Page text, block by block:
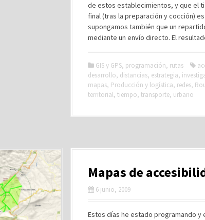
de estos establecimientos, y que el
final (tras la preparación y cocción)
supongamos también que un
mediante un envío directo. El
GIS y GPS, programación, rutas
desarrollo, distancias, estrategia,
mapas, Producción y logística, redes,
territorial, tiempo, transporte, urbano
Mapas de
6 junio, 2009
Estos días he estado programando y